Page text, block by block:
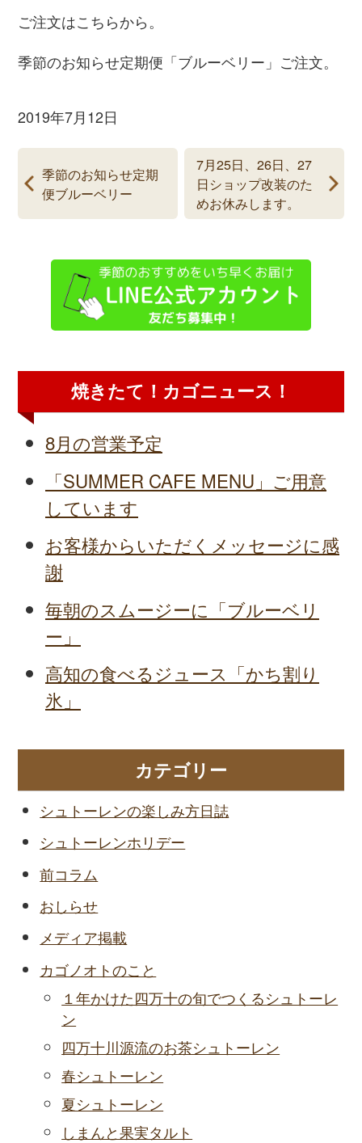
ご注文はこちらから。
季節のお知らせ定期便「ブルーベリー」ご注文。
2019年7月12日
季節のお知らせ定期
便ブルーベリー
7月25日、26日、27
日ショップ改装のた
めお休みします。
焼きたて！カゴニュース！
8月の営業予定
「SUMMER CAFE MENU」ご用意
しています
お客様からいただくメッセージに感
謝
毎朝のスムージーに「ブルーベリ
ー」
高知の食べるジュース「かち割り
氷」
カテゴリー
シュトーレンの楽しみ方日誌
シュトーレンホリデー
前コラム
おしらせ
メディア掲載
カゴノオトのこと
１年かけた四万十の旬でつくるシュトーレ
ン
四万十川源流のお茶シュトーレン
春シュトーレン
夏シュトーレン
しまんと果実タルト